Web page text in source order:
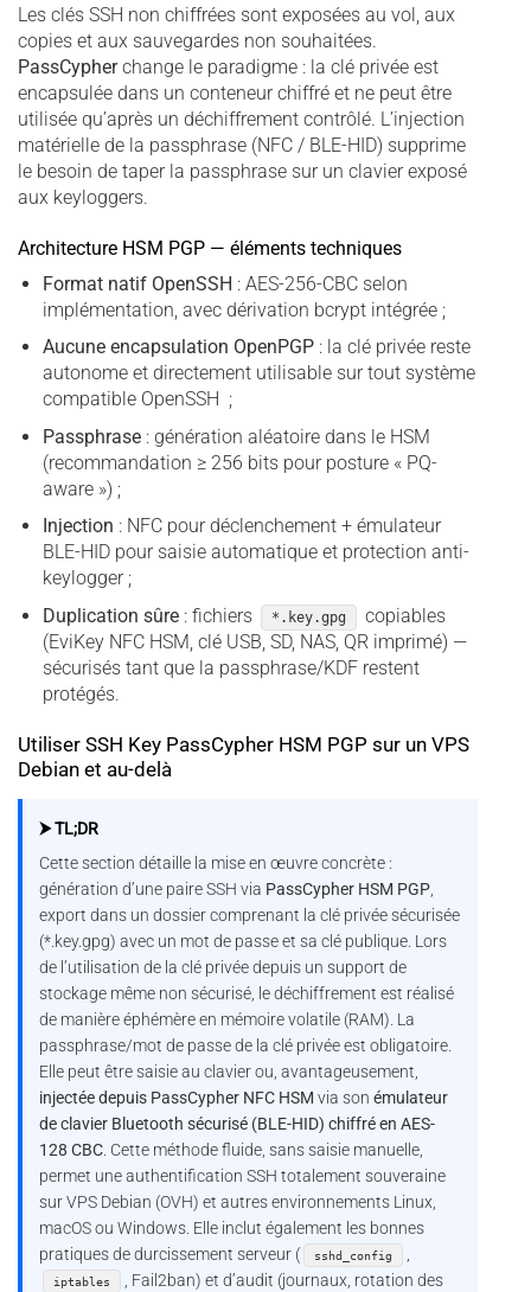
Les clés SSH non chiffrées sont exposées au vol, aux
copies et aux sauvegardes non souhaitées.
PassCypherchange le paradigme : la clé privée est
encapsulée dans un conteneur chiffré et ne peut être
utilisée qu’après un déchiffrement contrôlé. L’injection
matérielle de la passphrase (NFC / BLE-HID) supprime
le besoin de taper la passphrase sur un clavier exposé
aux keyloggers.
Architecture HSM PGP — éléments techniques
Format natif OpenSSH : AES-256-CBC selon
implémentation, avec dérivation bcrypt intégrée ;
Aucune encapsulation OpenPGP: la clé privée reste
autonome et directement utilisable sur tout système
compatible OpenSSH ;
Passphrase: génération aléatoire dans le HSM
(recommandation ≥ 256 bits pour posture « PQ-
aware ») ;
Injection : NFC pour déclenchement + émulateur
BLE-HID pour saisie automatique et protection anti-
keylogger ;
Duplication sûre: fichiers *.key.gpg
copiables
(EviKey NFC HSM, clé USB, SD, NAS, QR imprimé) —
sécurisés tant que la passphrase/KDF restent
protégés.
Utiliser SSH Key PassCypher HSM PGP sur un VPS
Debian et au-delà
⮞ TL;DR
Cette section détaille la mise en œuvre concrète :
génération d’une paire SSH via PassCypher HSM PGP
export dans un dossier comprenant la clé privée sécurisée
(*.key.gpg) avec un mot de passe et sa clé publique. Lors
de l’utilisation de la clé privée depuis un support de
stockage même non sécurisé, le déchiffrement est réalisé
de manière éphémère en mémoire volatile (RAM). La
passphrase/mot de passe de la clé privée est obligatoire.
Elle peut être saisie au clavier ou, avantageusement,
injectée depuis PassCypher NFC HSM via sonémulateur
de clavier Bluetooth sécurisé (BLE-HID) chiffré en AES-
128 CBC . Cette méthode fluide, sans saisie manuelle,
permet une authentification SSH totalement souveraine
sur VPS Debian (OVH) et autres environnements Linux,
macOS ou Windows. Elle inclut également les bonnes
pratiques de durcissement serveur (
sshd_config
iptables
, Fail2ban) et d’audit (journaux, rotation des